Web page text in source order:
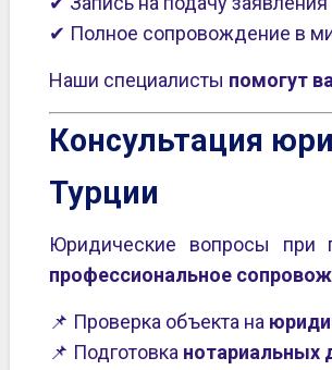
✔ Полное сопровождение в
Наши специалисты помогут
Консультация
Турции
Юридические вопросы при
профессиональное
📌 Проверка объекта на
📌 Подготовка нотариальных